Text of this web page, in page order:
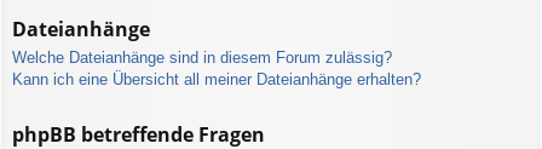
Dateianhänge
Welche Dateianhänge sind in diesem Forum zulässig?
Kann ich eine Übersicht all meiner Dateianhänge erhalten?
phpBB betreffende Fragen